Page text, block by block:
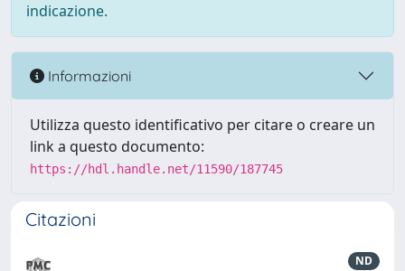
indicazione.
Informazioni
Utilizza questo identificativo per citare o creare un
link a questo documento:
https://hdl.handle.net/11590/187745
Citazioni
ND